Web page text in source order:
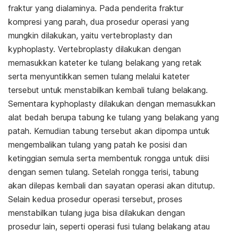
fraktur yang dialaminya. Pada penderita fraktur
kompresi yang parah, dua prosedur operasi yang
mungkin dilakukan, yaitu vertebroplasty dan
kyphoplasty. Vertebroplasty dilakukan dengan
memasukkan kateter ke tulang belakang yang retak
serta menyuntikkan semen tulang melalui kateter
tersebut untuk menstabilkan kembali tulang belakang.
Sementara kyphoplasty dilakukan dengan memasukkan
alat bedah berupa tabung ke tulang yang belakang yang
patah. Kemudian tabung tersebut akan dipompa untuk
mengembalikan tulang yang patah ke posisi dan
ketinggian semula serta membentuk rongga untuk diisi
dengan semen tulang. Setelah rongga terisi, tabung
akan dilepas kembali dan sayatan operasi akan ditutup.
Selain kedua prosedur operasi tersebut, proses
menstabilkan tulang juga bisa dilakukan dengan
prosedur lain, seperti operasi fusi tulang belakang atau